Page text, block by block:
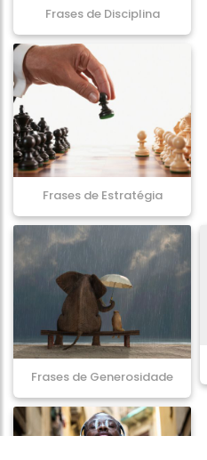
Frases de Disciplina
Frases de Estratégia
Frases de Generosidade